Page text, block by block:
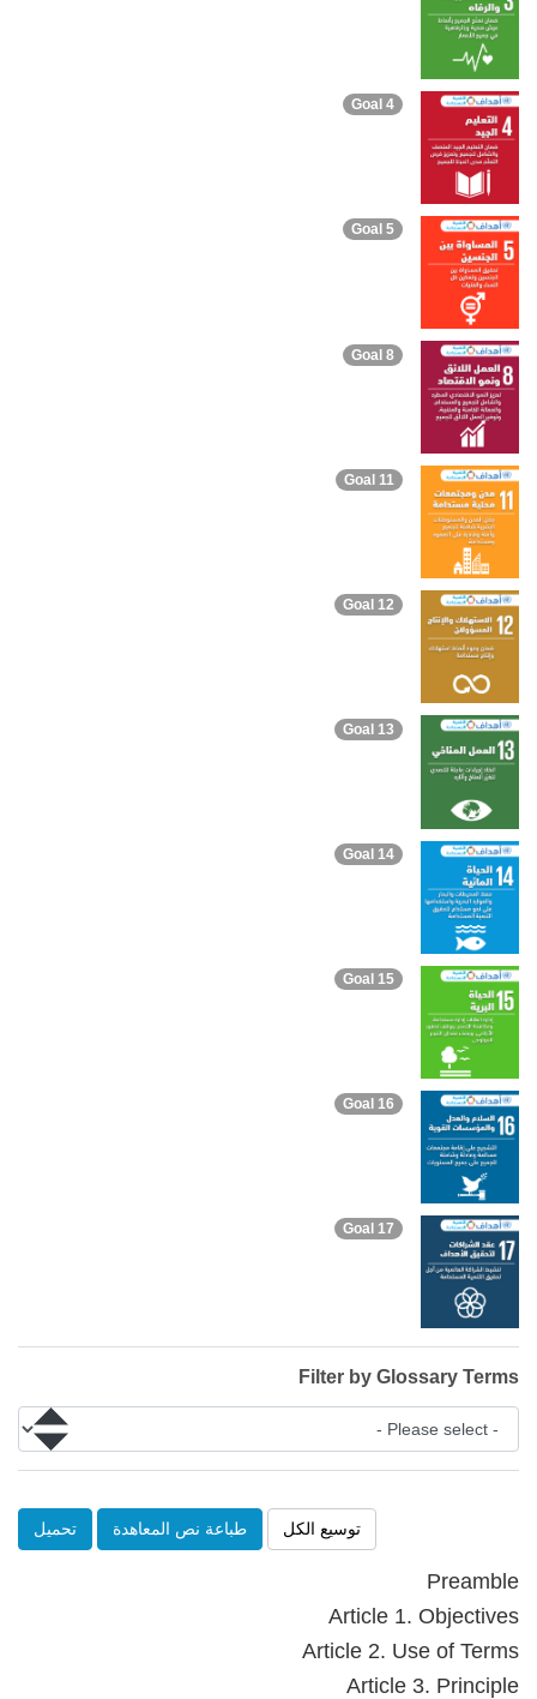
توسيع الكل طباعة نص المعاهدة تحميل
Preamble
Article 1. Objectives
Article 2. Use of Terms
Article 3. Principle
Goal 4
Goal 5
Goal 8
Goal 11
Goal 12
Goal 13
Goal 14
Goal 15
Goal 16
Goal 17
Filter by Glossary Terms